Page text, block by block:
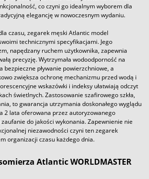
co czyni go idealnym wyborem dla
elegancję w nowoczesnym wydaniu.
czasu, zegarek męski Atlantic model
technicznymi specyfikacjami. Jego
napędzany ruchem użytkownika, zapewnia
precyzję. Wytrzymała wodoodporność na
bezpieczne pływanie powierzchniowe, a
zwiększa ochronę mechanizmu przed wodą i
wskazówki i indeksy ułatwiają odczyt
świetlnych. Zastosowanie szafirowego szkła,
to gwarancja utrzymania doskonałego wyglądu
2 lata oferowana przez autoryzowanego
do jakości wykonania. Zapewnienie nie
niezawodności czyni ten zegarek
organizacji czasu każdego dnia.
Atlantic WORLDMASTER